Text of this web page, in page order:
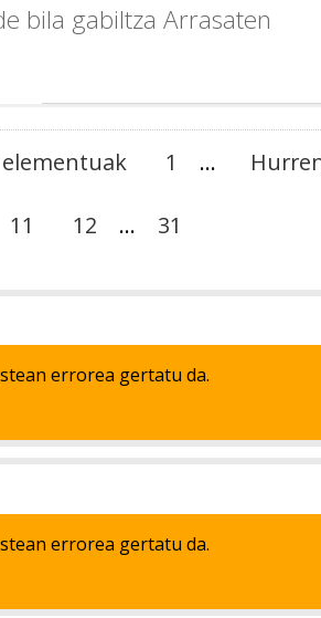
bila gabiltza Arrasaten
1 ...
11 12 ... 31
errorea gertatu da.
errorea gertatu da.